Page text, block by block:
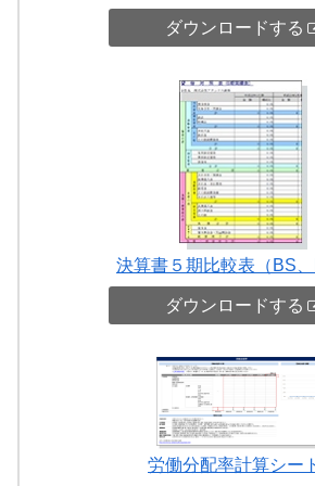
ダウンロードする
決算書５期比較表（BS、
ダウンロードする
労働分配率計算シー